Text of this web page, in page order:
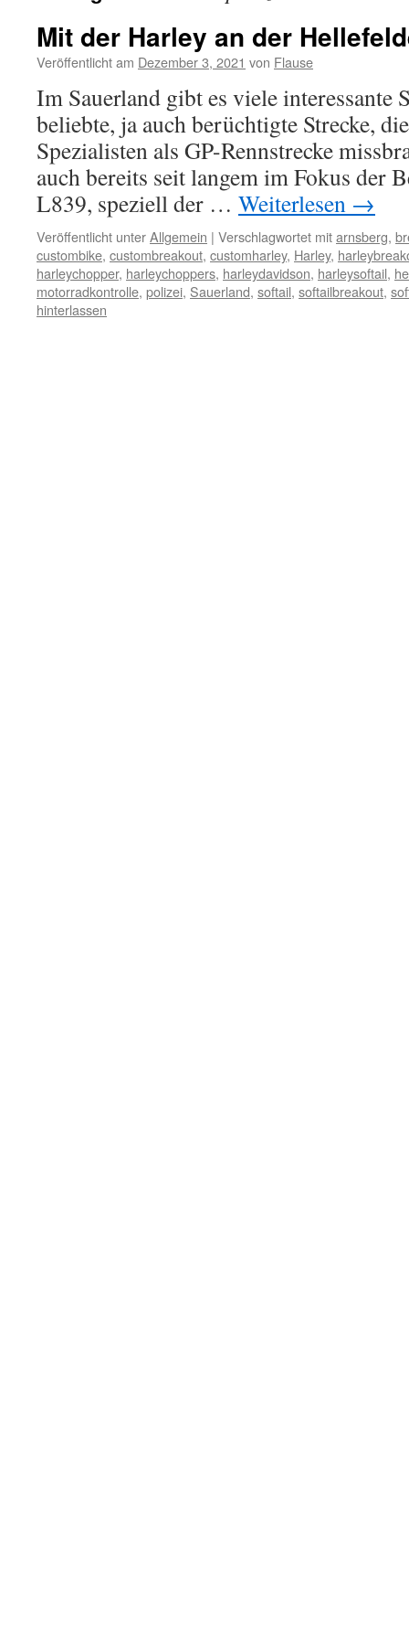
Mit der Harley an der
Veröffentlicht am Dezember 3, 2021 von Flause
Im Sauerland gibt es viele interessante
beliebte, ja auch berüchtigte Strecke,
Spezialisten als GP-Rennstrecke
auch bereits seit langem im Fokus der
L839, speziell der … Weiterlesen →
Veröffentlicht unterAllgemein | Verschlagwortet mitarnsberg,
custombike, custombreakout, customharley, Harley,
harleychopper, harleychoppers, harleydavidson, harleysoftail,
motorradkontrolle, polizei, Sauerland, softail, softailbreakout,
hinterlassen